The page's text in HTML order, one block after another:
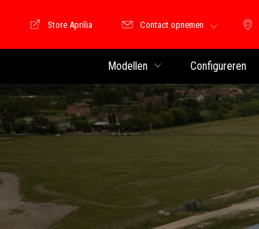
Store Motoguzzi
Store Aprilia Contact opnemen
Modellen Configureren